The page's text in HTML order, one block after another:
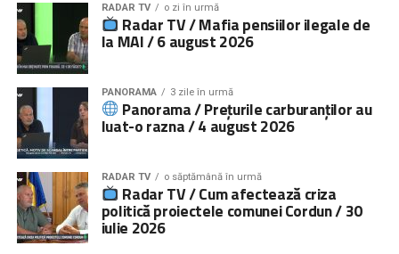
RADAR TV o zi în urmă
Radar TV / Mafia pensiilor ilegale de
la MAI / 6 august 2026
PANORAMA 3 zile în urmă
Panorama / Prețurile carburanților au
luat-o razna / 4 august 2026
RADAR TV o săptămână în urmă
Radar TV / Cum afectează criza
politică proiectele comunei Cordun / 30
iulie 2026